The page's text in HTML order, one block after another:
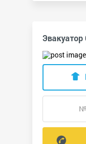
Эвакуатор
№